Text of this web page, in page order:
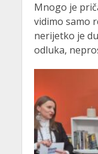
Mnogo je
vidimo samo
nerijetko je
odluka,